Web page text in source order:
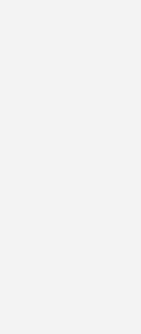
im unteren
Station ist speziell für
konzipiert und
bei
Inklusive
entspricht sie der
konforme Station
erforderliche
kann in
die
mittelgroßer Ein­